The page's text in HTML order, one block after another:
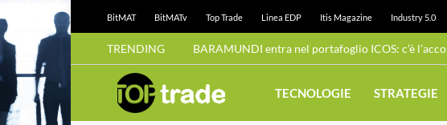
BitMAT BitMATv Top Trade Linea EDP Itis Magazine Industry 5.0
TRENDING BARAMUNDI entra nel portafoglio ICOS: c’è
TECNOLOGIE STRATEGIE